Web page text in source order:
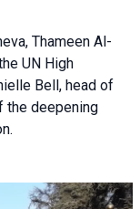
Thameen Al-
UN High
Bell, head of
the deepening